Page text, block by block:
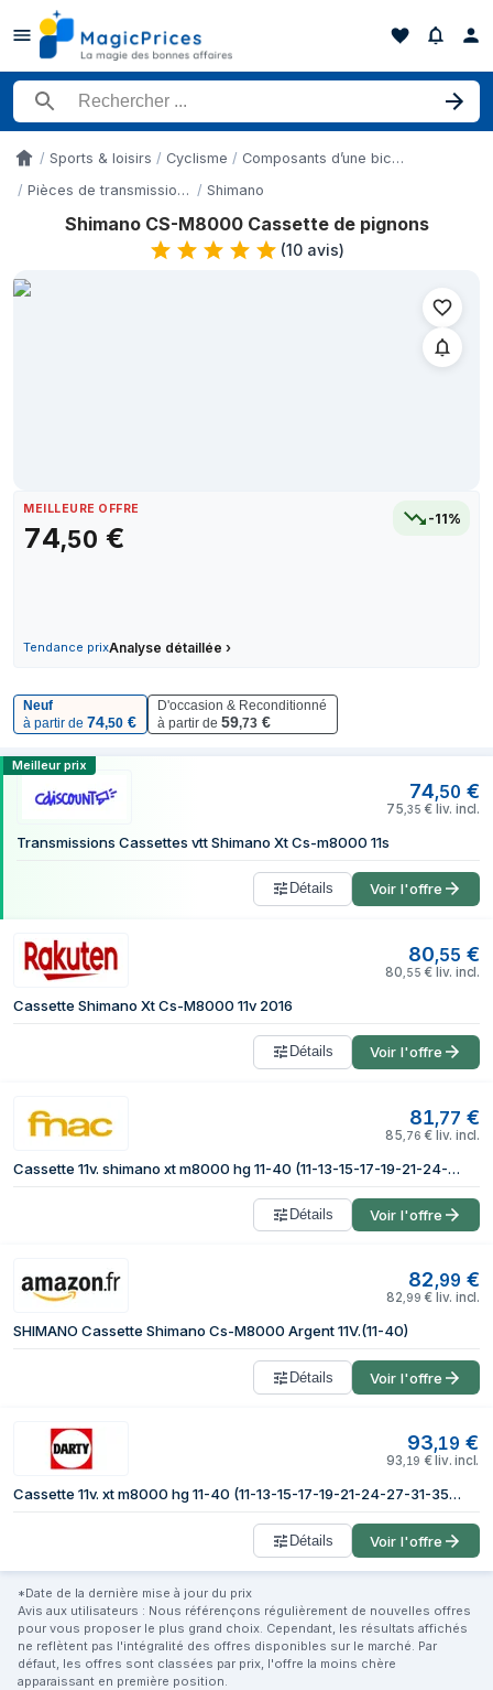
Rechercher un produit
AccueilSports & loisirs Cyclisme
Composants d’une bicyclette
Pièces de transmission de bicyclette
Shimano
Shimano CS-M8000 Cassette de pignons
(10 avis)
MEILLEURE OFFRE
74,50 €
-11%
Tendance prixAnalyse détaillée ›
Historique des prix de Shimano CS-M8000 Cassette de
Date
9 mai 2026
86,97 €
80,90 €
76,90 €
4 juillet 2026
77,90 €
12 juillet 2026
6 août 2026
Neuf
à partir de 74,50 €
D'occasion & Reconditionné
à partir de 59,73 €
Comparer les prix de Shimano CS-
Meilleur prix
74,50 €
75 35 € liv. incl.
Transmissions Cassettes vtt Shimano Xt Cs-m8000 11s
Détails Voir l'offre
80,55 €
80 55 € liv. incl.
Cassette Shimano Xt Cs-M8000 11v 2016
Détails Voir l'offre
81,77 €
85 76 € liv. incl.
Cassette 11v. shimano xt m8000 hg 11-40 (11-13-15-17-19-21-24-27-31-35-40) (boite)
Détails Voir l'offre
82,99 €
82 99 € liv. incl.
SHIMANO Cassette Shimano Cs-M8000 Argent 11V.(11-40)
Détails Voir l'offre
93,19 €
93 19 € liv. incl.
Cassette 11v. xt m8000 hg 11-40 (11-13-15-17-19-21-24-27-31-35-40) (boite)
Détails Voir l'offre
*Date de la dernière mise à jour du prix
Avis aux utilisateurs : Nous référençons régulièrement de nouvelles offres
pour vous proposer le plus grand choix. Cependant, les résultats affichés
ne reflètent pas l'intégralité des offres disponibles sur le marché. Par
défaut, les offres sont classées par prix, l'offre la moins chère
apparaissant en première position.